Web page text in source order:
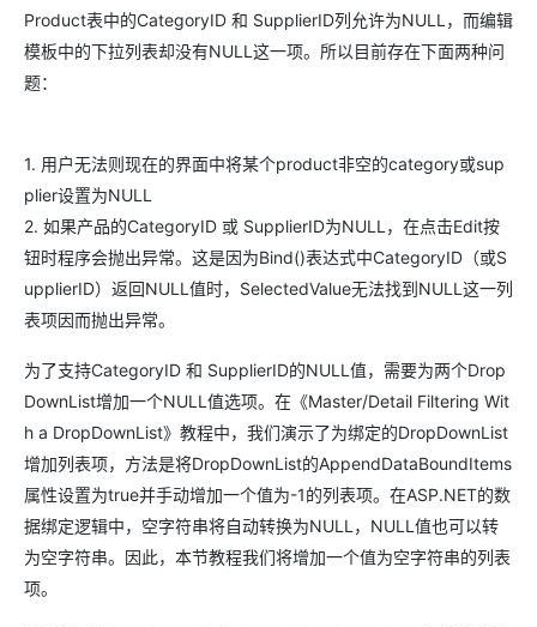
Product表中的CategoryID 和 SupplierID列允许为NULL，而编辑
模板中的下拉列表却没有NULL这一项。所以目前存在下面两种问
题：
1. 用户无法则现在的界面中将某个product非空的category或sup
plier设置为NULL
2. 如果产品的CategoryID 或 SupplierID为NULL，在点击Edit按
钮时程序会抛出异常。这是因为Bind()表达式中CategoryID（或S
upplierID）返回NULL值时，SelectedValue无法找到NULL这一列
表项因而抛出异常。
为了支持CategoryID 和 SupplierID的NULL值，需要为两个Drop
DownList增加一个NULL值选项。在《Master/Detail Filtering Wit
h a DropDownList》教程中，我们演示了为绑定的DropDownList
增加列表项，方法是将DropDownList的AppendDataBoundItems
属性设置为true并手动增加一个值为-1的列表项。在ASP.NET的数
据绑定逻辑中，空字符串将自动转换为NULL，NULL值也可以转
为空字符串。因此，本节教程我们将增加一个值为空字符串的列表
项。